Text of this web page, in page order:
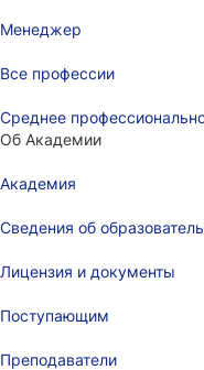
Менеджер
Все профессии
Среднее
Об Академии
Академия
Сведения об
Лицензия и документы
Поступающим
Преподаватели